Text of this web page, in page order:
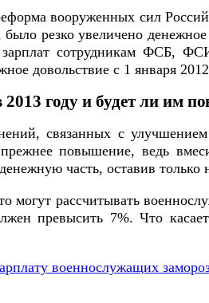
вооруженных сил
резко увеличено
сотрудникам ФСБ,
довольствие с 1 января 2012
году и будет ли им
связанных с
повышение, ведь
часть, оставив только
могут рассчитывать
превысить 7%. Что
военнослужащих